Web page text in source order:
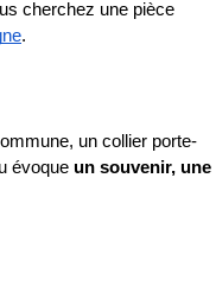
cherchez une pièce
.
un collier porte-
évoque un souvenir, une